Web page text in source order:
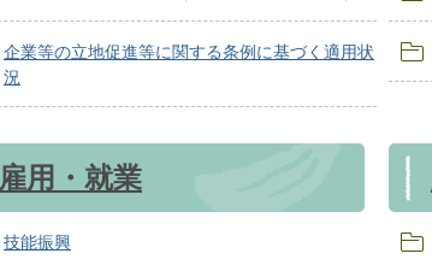
企業等の立地促進等に関する条例に基づく適用状
況
雇用・就業
技能振興